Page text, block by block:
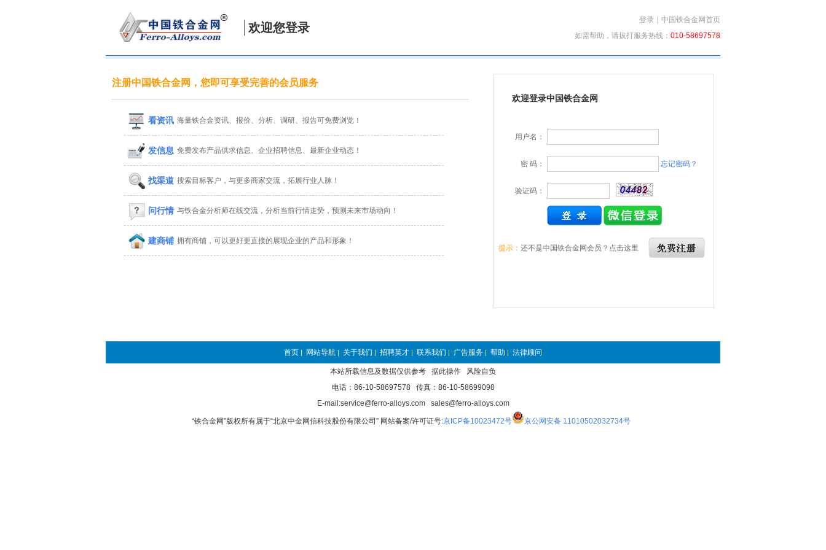
欢迎您登录
登录
中国铁合金网首页
如需帮助，请拔打服务热线： 010-58697578
注册中国铁合金网，您即可享受完善的会员服务
看资讯 海量铁合金资讯、报价、分析、调研、报告可免费浏览！
发信息 免费发布产品供求信息、企业招聘信息、最新企业动态！
找渠道 搜索目标客户，与更多商家交流，拓展行业人脉！
问行情 与铁合金分析师在线交流，分析当前行情走势，预测未来市场动向！
建商铺 拥有商铺，可以更好更直接的展现企业的产品和形象！
欢迎登录中国铁合金网
用户名：
密 码： 忘记密码？
验证码：
提示： 还不是中国铁合金网会员？点击这里
首页 | 网站导航 | 关于我们 | 招聘英才 | 联系我们 | 广告服务 | 帮助 | 法律顾问
本站所载信息及数据仅供参考 据此操作 风险自负
电话：86-10-58697578 传真：86-10-58699098
E-mail:service@ferro-alloys.com sales@ferro-alloys.com
“铁合金网”版权所有属于“北京中金网信科技股份有限公司” 网站备案/许可证号:京ICP备10023472号 京公网安备 11010502032734号